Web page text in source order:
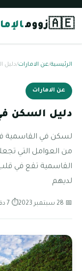
🇦🇪زووم
الرئيسية/عن الامارات/دليل
عن الامارات
دليل السكن في
لسكن في القاسمية
من العوامل التي
القاسمية تقع في
لديهم
📅 28 سبتمبر 2023 ⏱ 7 دقائق قراءة